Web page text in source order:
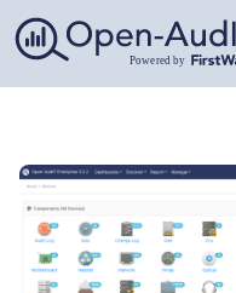
Open-AudIT, una